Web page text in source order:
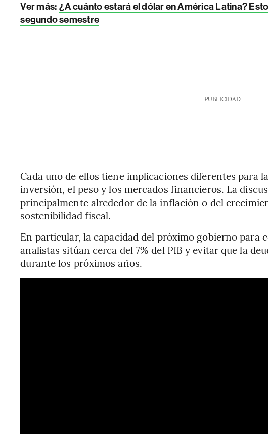
Ver más: ¿A cuánto estará el dólar en América Latina?
segundo semestre
PUBLICIDAD
Cada uno de ellos tiene implicaciones diferentes para
inversión, el peso y los mercados financieros. La
principalmente alrededor de la inflación o del
sostenibilidad fiscal.
En particular, la capacidad del próximo gobierno para
analistas sitúan cerca del 7% del PIB y evitar que la
durante los próximos años.